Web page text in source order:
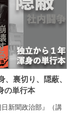
裏切り、隠蔽、
の単行本
新聞政治部』（講